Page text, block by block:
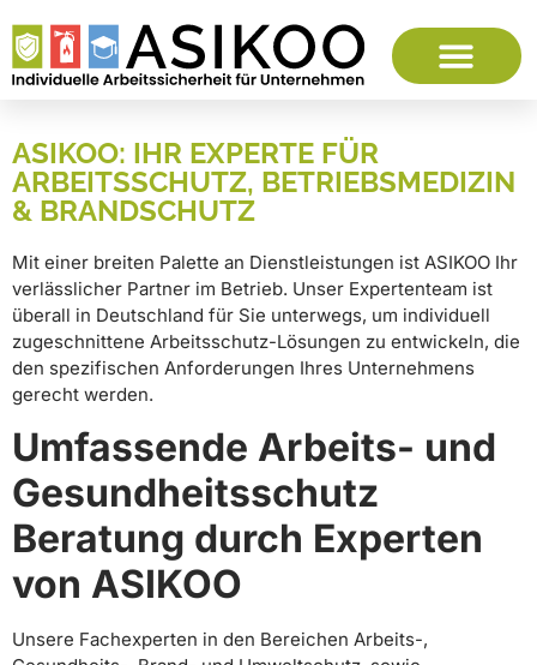
ASIKOO: IHR EXPERTE FÜR
ARBEITSSCHUTZ, BETRIEBSMEDIZIN
& BRANDSCHUTZ
Mit einer breiten Palette an Dienstleistungen ist ASIKOO Ihr
verlässlicher Partner im Betrieb. Unser Expertenteam ist
überall in Deutschland für Sie unterwegs, um individuell
zugeschnittene Arbeitsschutz-Lösungen zu entwickeln, die
den spezifischen Anforderungen Ihres Unternehmens
gerecht werden.
Umfassende Arbeits- und
Gesundheitsschutz
Beratung durch Experten
von ASIKOO
Unsere Fachexperten in den Bereichen Arbeits-,